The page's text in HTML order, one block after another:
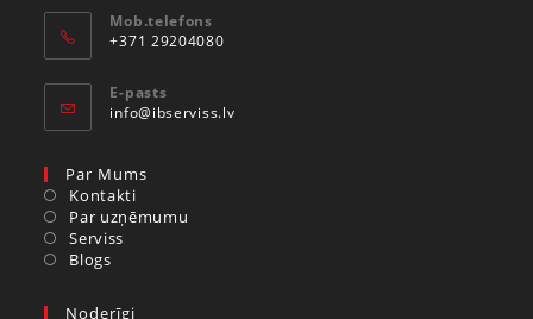
Mob.telefons
+371 29204080
E-pasts
info@ibserviss.lv
Par Mums
Kontakti
Par uzņēmumu
Serviss
Blogs
Noderīgi